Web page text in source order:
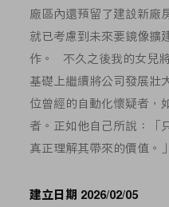
廠區內還預留了建設新廠
就已考慮到未來要鏡像擴
作。 不久之後我的女兒
基礎上繼續將公司發展壯
位曾經的自動化懷疑者，
者。正如他自己所說：「
真正理解其帶來的價值
建立日期 2026/02/05